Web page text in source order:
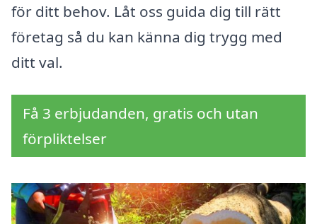
för ditt behov. Låt oss guida dig till rätt
företag så du kan känna dig trygg med
ditt val.
Få 3 erbjudanden, gratis och utan
förpliktelser